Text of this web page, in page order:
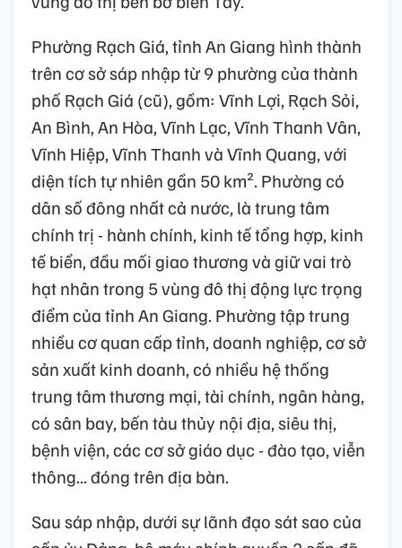
Phường Rạch Giá, tỉnh An Giang hình thành
trên cơ sở sáp nhập từ 9 phường của thành
phố Rạch Giá (cũ), gồm: Vĩnh Lợi, Rạch Sỏi,
An Bình, An Hòa, Vĩnh Lạc, Vĩnh Thanh Vân,
Vĩnh Hiệp, Vĩnh Thanh và Vĩnh Quang, với
diện tích tự nhiên gần 50 km². Phường có
dân số đông nhất cả nước, là trung tâm
chính trị - hành chính, kinh tế tổng hợp, kinh
tế biển, đầu mối giao thương và giữ vai trò
hạt nhân trong 5 vùng đô thị động lực trọng
điểm của tỉnh An Giang. Phường tập trung
nhiều cơ quan cấp tỉnh, doanh nghiệp, cơ sở
sản xuất kinh doanh, có nhiều hệ thống
trung tâm thương mại, tài chính, ngân hàng,
có sân bay, bến tàu thủy nội địa, siêu thị,
bệnh viện, các cơ sở giáo dục - đào tạo, viễn
thông... đóng trên địa bàn.
Sau sáp nhập, dưới sự lãnh đạo sát sao của